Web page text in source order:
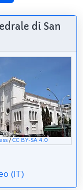
di San
/ CC BY-SA 4.0
(IT)